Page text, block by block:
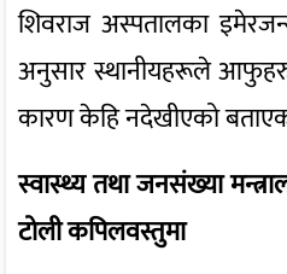
शिवराज अस्पतालका
अनुसार स्थानीयहरूले आफुहरु
कारण केहि नदेखीएको
स्वास्थ्य तथा जनसंख्या
टोली कपिलवस्तुमा